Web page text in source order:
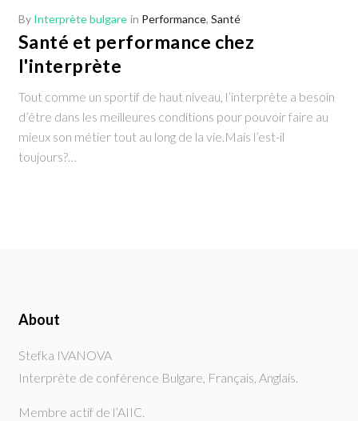
By Interprète bulgare in Performance, Santé
Santé et performance chez
l'interprète
Tout comme un sportif de haut niveau, l’interprète a besoin
d’être dans les meilleures conditions pour pouvoir faire au
mieux son métier tout au long de la vie.Mais l’est-il
toujours?…
About
Stefka IVANOVA
Interprète de conférence Bulgare, Français, Anglais.
Membre actif de l’AIIC.